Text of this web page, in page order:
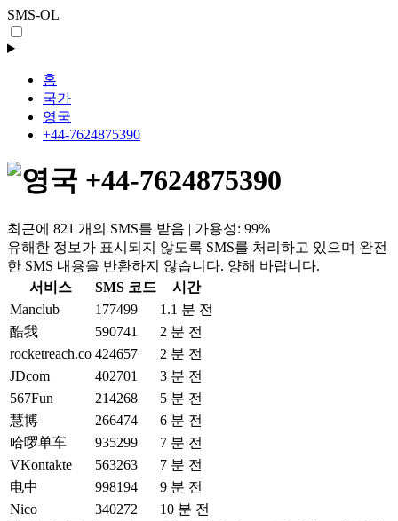
SMS-OL
홈
국가
영국
+44-7624875390
+44-7624875390
최근에 821 개의 SMS를 받음 | 가용성: 99%
유해한 정보가 표시되지 않도록 SMS를 처리하고 있으며 완전
한 SMS 내용을 반환하지 않습니다. 양해 바랍니다.
서비스
SMS 코드
시간
Manclub
177499
1.1 분 전
酷我
590741
2 분 전
rocketreach.co 424657
2 분 전
JDcom
402701
3 분 전
567Fun
214268
5 분 전
慧博
266474
6 분 전
哈啰单车
935299
7 분 전
VKontakte
563263
7 분 전
电中
998194
9 분 전
Nico
340272
10 분 전